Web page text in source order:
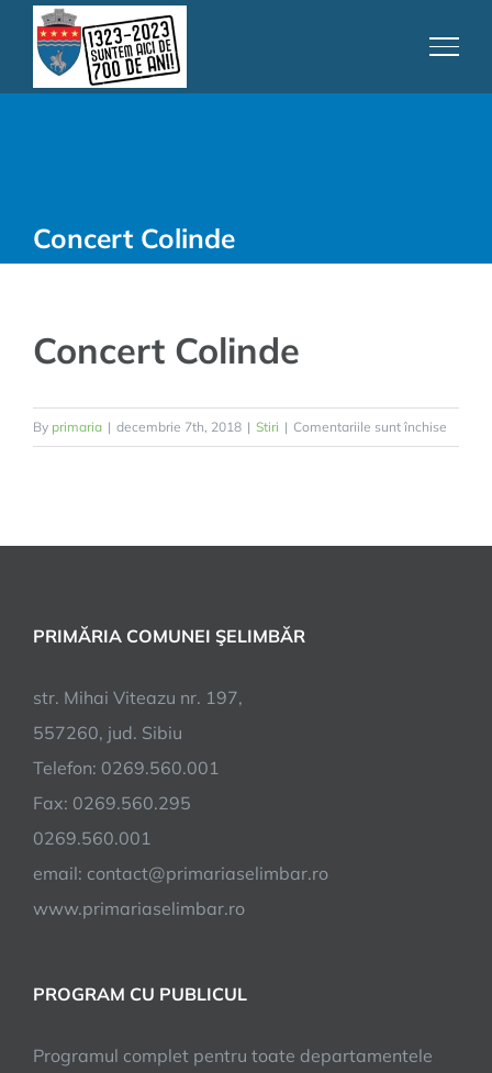
content
Concert Colinde
Concert Colinde
By primaria | decembrie 7th, 2018 | Stiri | Comentariile sunt închise
Concert
PRIMĂRIA COMUNEI ŞELIMBĂR
str. Mihai Viteazu nr. 197,
557260, jud. Sibiu
Telefon: 0269.560.001
Fax: 0269.560.295
0269.560.001
email: contact@primariaselimbar.ro
www.primariaselimbar.ro
PROGRAM CU PUBLICUL
Programul complet pentru toate departamentele